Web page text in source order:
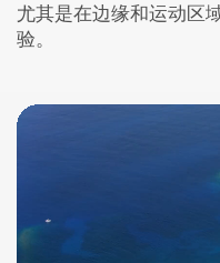
尤其是在边缘和运动区
验。